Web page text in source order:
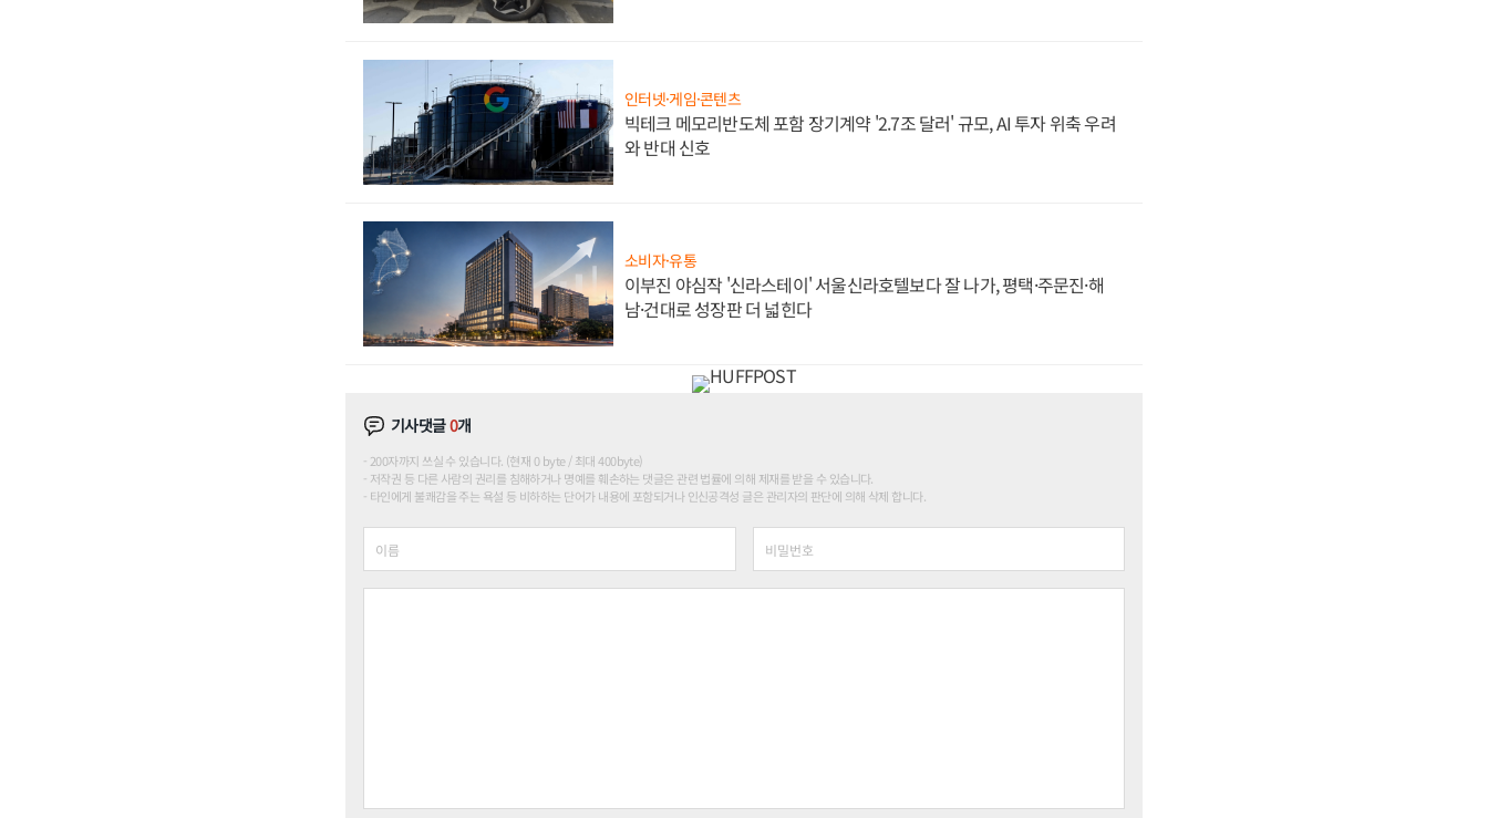
인터넷·게임·콘텐츠
빅테크 메모리반도체 포함 장기계약 '2.7조 달러' 규모, AI 투자 위축 우려
와 반대 신호
소비자·유통
이부진 야심작 '신라스테이' 서울신라호텔보다 잘 나가, 평택·주문진·해
남·건대로 성장판 더 넓힌다
기사댓글0개
200자까지 쓰실 수 있습니다. (현재 0 byte / 최대 400byte)
저작권 등 다른 사람의 권리를 침해하거나 명예를 훼손하는 댓글은 관련 법률에 의해 제재를 받을 수 있습니다.
타인에게 불쾌감을 주는 욕설 등 비하하는 단어가 내용에 포함되거나 인신공격성 글은 관리자의 판단에 의해 삭제 합니다.